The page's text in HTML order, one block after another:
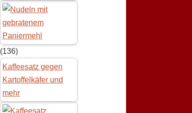
(136)
Kaffeesatz gegen
Kartoffelkäfer und
mehr